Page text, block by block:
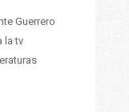
Guerrero
la tv